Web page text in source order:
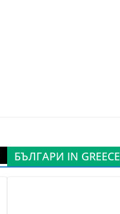
БЪЛГАРИ IN GREECE